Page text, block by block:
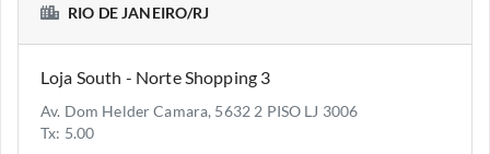
RIO DE JANEIRO/RJ
Loja South - Norte Shopping 3
Av. Dom Helder Camara, 5632 2 PISO LJ 3006
Tx: 5.00